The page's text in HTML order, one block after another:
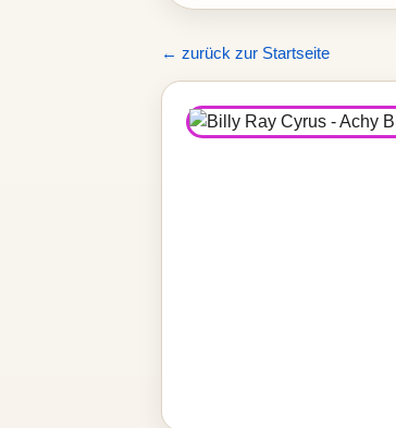
← zurück zur Startseite